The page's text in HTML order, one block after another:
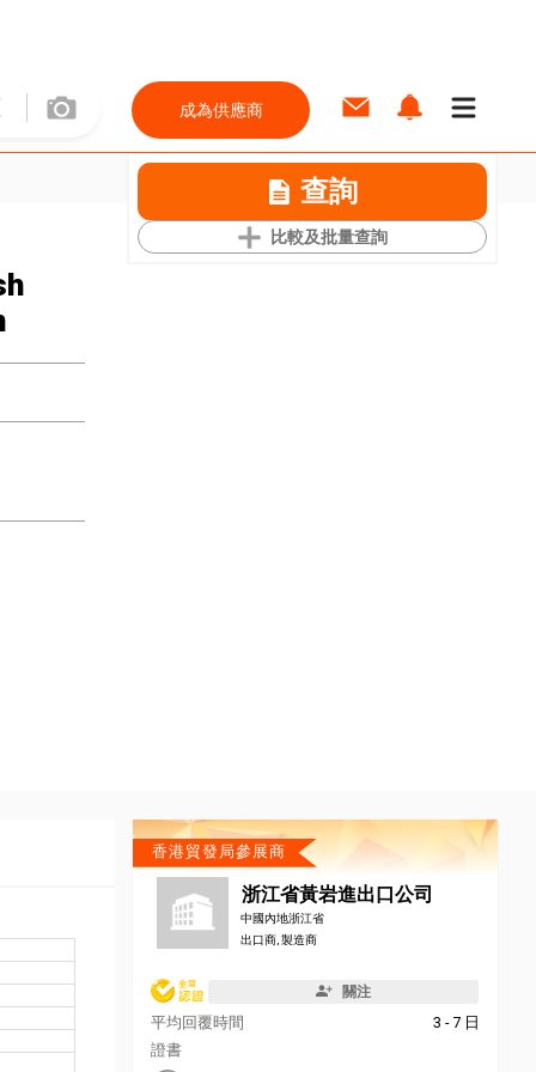
成為供應商
查詢
比較及批量查詢
香港貿發局參展商
浙江省黃岩進出口公司
中國內地浙江省
出口商, 製造商
關注
平均回覆時間
3 - 7 日
證書